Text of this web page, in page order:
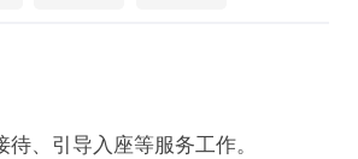
待、引导入座等服务工作。